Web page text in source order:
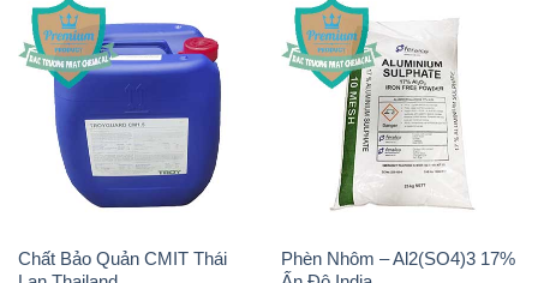
Chất Bảo Quản CMIT Thái
Phèn Nhôm – Al2(SO4)3 17%